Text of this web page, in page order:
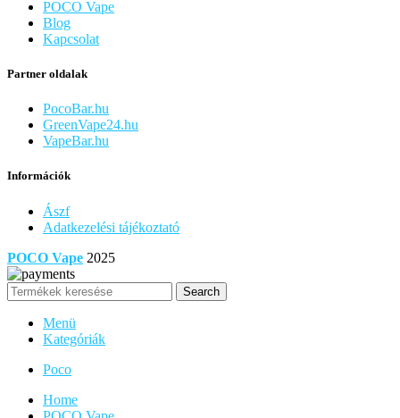
POCO Vape
Blog
Kapcsolat
Partner oldalak
PocoBar.hu
GreenVape24.hu
VapeBar.hu
Információk
Ászf
Adatkezelési tájékoztató
POCO Vape 2025
Search
Menü
Kategóriák
Poco
Home